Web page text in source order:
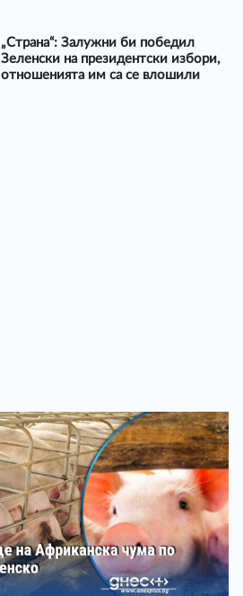
„Страна“: Залужни би победил
Зеленски на президентски избори,
отношенията им са се влошили